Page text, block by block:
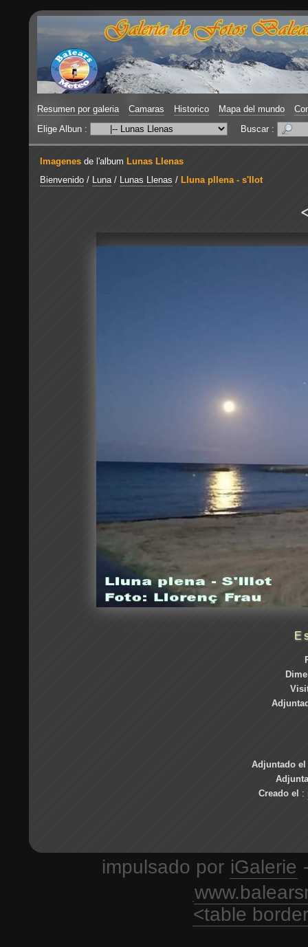
Resumen por galeria Camaras Historico Mapa del mundo
Elige Albun :
Buscar :
Imagenes de l'album Lunas Llenas
Bienvenido / Luna/ Lunas Llenas / Lluna pllena - s'Ilot
Adjuntado el
Creado el :
impulsado por iGalerie
<table